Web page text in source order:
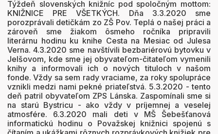
Týždeň slovenských knižníc pod spoločným mottom:
KNIŽNICE PRE VŠETKÝCH. Dňa 3.3.2020 sme
porozprávali detičkám zo ZŠ Pov. Teplá o našej práci a
zároveň sme žiakom ôsmeho ročníka pripravili
literárnu hodinu ku knihe Cesta na Mesiac od Julesa
Verna. 4.3.2020 sme navštívili bezbariérovú bytovku v
Jelšovom, kde sme jej obyvateľom-čitateľom vymenili
knihy a informovali ich o nových tituloch v našom
fonde. Vždy sa sem rady vraciame, za roky spolupráce
vznikli medzi nami pekné priateľstvá. 5.3.2020 - tento
deň patril obyvateľom ZPS Lánska. Zaspomínali sme si
na starú Bystricu - ako vždy v príjemnej a veselej
atmosfére. 6.3.2020 mali deti v MŠ Šebešťanová
informatickú hodinu o Považskej knižnici spojenú s